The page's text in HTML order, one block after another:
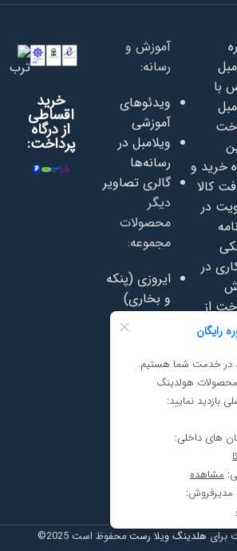
با
خرید و
کالا
در
در
از
روبیکا
ویلامبل
آموزش و
رسانه:
ویدئوهای
آموزشی
ویلامبل در
رسانه‌ها
گالری تصاویر
دیگر
محصولات
مجموعه:
ایروزی (پنکه
و بخاری)
وفروش
مبلمان)
سافت پلی
خرید
اقساطی
از درگاه
پرداخت:
برای هلدینگ ویلا رست محفوظ است 2025©